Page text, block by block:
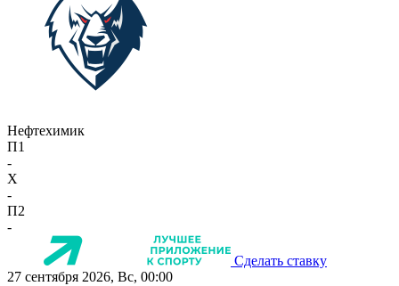
Нефтехимик
П1
-
X
-
П2
-
Сделать ставку
27 сентября 2026, Вс, 00:00